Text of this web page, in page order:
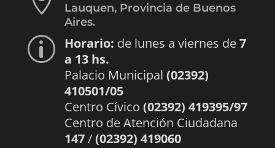
Lauquen, Provincia de Buenos
Aires.
p Horario: de lunes a viernes de7
a 13 hs.
Palacio Municipal (02392)
410501/05
Centro Cívico (02392) 419395/97
Centro de Atención Ciudadana
147/(02392) 419060